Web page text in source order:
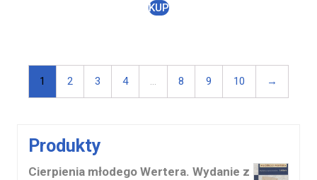
KUP
1 2 3 4 … 8 9 10 →
Produkty
Cierpienia młodego Wertera. Wydanie z